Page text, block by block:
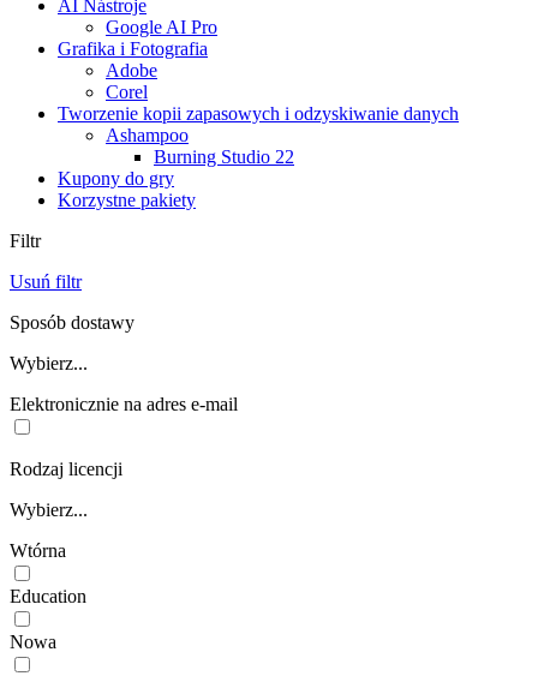
AI Nástroje
Google AI Pro
Grafika i Fotografia
Adobe
Corel
Tworzenie kopii zapasowych i odzyskiwanie danych
Ashampoo
Burning Studio 22
Kupony do gry
Korzystne pakiety
Filtr
Usuń filtr
Sposób dostawy
Wybierz...
Elektronicznie na adres e-mail
Rodzaj licencji
Wybierz...
Wtórna
Education
Nowa